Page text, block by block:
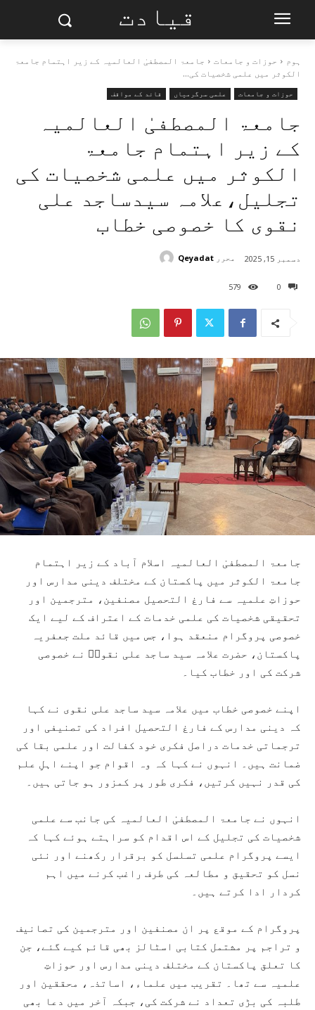
قیادت
ہوم حوزات و جامعات
جامعۃ المصطفیٰ العالمیہ کے زیر اہتمام جامعۃ
الکوثر میں علمی شخصیات کی...
حوزات و جامعات علمی سرگرمیاں قائد کے مواقف
جامعۃ المصطفیٰ العالمیہ
کے زیر اہتمام جامعۃ
الکوثر میں علمی شخصیات کی
تجلیل،علامہ سیدساجد علی
نقوی کا خصوصی خطاب
0
579
دسمبر 15, 2025 محرر Qeyadat
جامعۃ المصطفیٰ العالمیہ اسلام آباد کے زیر اہتمام
جامعۃ الکوثر میں پاکستان کے مختلف دینی مدارس اور
حوزاتِ علمیہ سے فارغ التحصیل مصنفین، مترجمین اور
تحقیقی شخصیات کی علمی خدمات کے اعتراف کے لیے ایک
خصوصی پروگرام منعقد ہوا، جس میں قائد ملت جعفریہ
پاکستان، حضرت علامہ سید ساجد علی نقویؒ نے خصوصی
شرکت کی اور خطاب کیا۔
اپنے خصوصی خطاب میں علامہ سید ساجد علی نقوی نے کہا
کہ دینی مدارس کے فارغ التحصیل افراد کی تصنیفی اور
ترجماتی خدمات دراصل فکری خود کفالت اور علمی بقا کی
ضمانت ہیں۔ انہوں نے کہا کہ وہ اقوام جو اپنے اہلِ علم
کی قدر نہیں کرتیں، فکری طور پر کمزور ہو جاتی ہیں۔
انہوں نے جامعۃ المصطفیٰ العالمیہ کی جانب سے علمی
شخصیات کی تجلیل کے اس اقدام کو سراہتے ہوئے کہا کہ
ایسے پروگرام علمی تسلسل کو برقرار رکھنے اور نئی
نسل کو تحقیق و مطالعہ کی طرف راغب کرنے میں اہم
کردار ادا کرتے ہیں۔
پروگرام کے موقع پر ان مصنفین اور مترجمین کی تصانیف
و تراجم پر مشتمل کتابی اسٹالز بھی قائم کیے گئے، جن
کا تعلق پاکستان کے مختلف دینی مدارس اور حوزاتِ
علمیہ سے تھا۔ تقریب میں علماء، اساتذہ، محققین اور
طلبہ کی بڑی تعداد نے شرکت کی، جبکہ آخر میں دعا بھی